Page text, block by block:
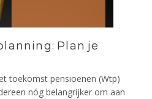
Plan je
toekomst pensioenen (Wtp)
nóg belangrijker om aan